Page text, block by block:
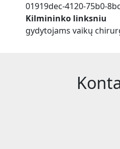
01919dec-4120-75b0-
Kilmininko linksniu
gydytojams vaikų